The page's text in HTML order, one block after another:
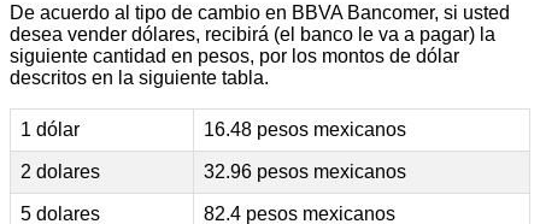
De acuerdo al tipo de cambio en BBVA Bancomer, si usted
desea vender dólares, recibirá (el banco le va a pagar) la
siguiente cantidad en pesos, por los montos de dólar
descritos en la siguiente tabla.
1 dólar 16.48 pesos mexicanos
2 dolares 32.96 pesos mexicanos
5 dolares 82.4 pesos mexicanos